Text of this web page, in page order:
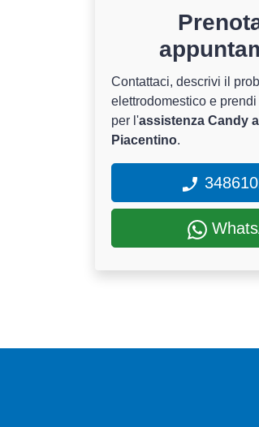
Contattaci, descrivi il
elettrodomestico e
per l'assistenza Candy
Piacentino.